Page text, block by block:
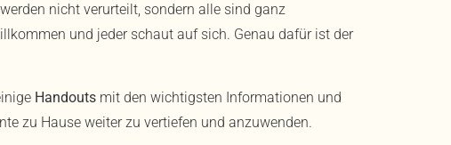
nicht verurteilt, sondern alle sind ganz
und jeder schaut auf sich. Genau dafür ist der
Handouts mit den wichtigsten Informationen und
zu Hause weiter zu vertiefen und anzuwenden.